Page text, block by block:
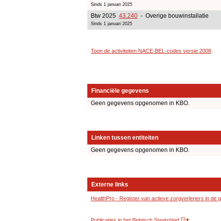
Sinds 1 januari 2025
Btw 2025 43.240 - Overige bouwinstallatie
Sinds 1 januari 2025
Toon de activiteiten NACE-BEL-codes versie 2008
Financiële gegevens
Geen gegevens opgenomen in KBO.
Linken tussen entiteiten
Geen gegevens opgenomen in KBO.
Externe links
HealthPro - Register van actieve zorgverleners in de